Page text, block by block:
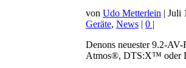
von Udo Metterlein | Juli
Geräte, News| 0 |
Denons neuester 9.2-
Atmos®, DTS:X™ oder